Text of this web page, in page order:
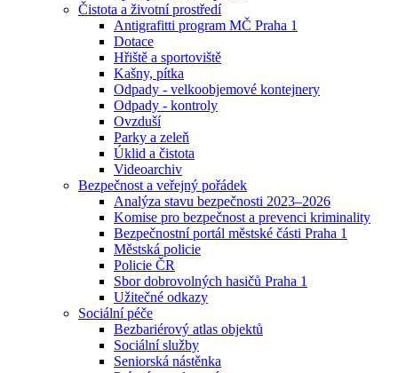
Čistota a životní prostředí
Antigrafitti program MČ Praha 1
Dotace
Hřiště a sportoviště
Kašny, pítka
Odpady - velkoobjemové kontejnery
Odpady - kontroly
Ovzduší
Parky a zeleň
Úklid a čistota
Videoarchiv
Bezpečnost a veřejný pořádek
Analýza stavu bezpečnosti 2023–2026
Komise pro bezpečnost a prevenci kriminality
Bezpečnostní portál městské části Praha 1
Městská policie
Policie ČR
Sbor dobrovolných hasičů Praha 1
Užitečné odkazy
Sociální péče
Bezbariérový atlas objektů
Sociální služby
Seniorská nástěnka